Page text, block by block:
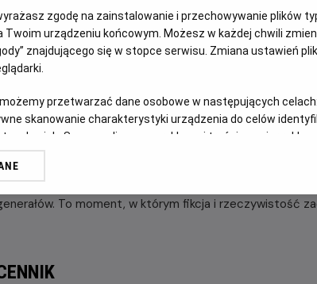
George Fahmy (w tej roli Fares Fares) to największa
Zwraca na niego uwagę sam prezydent Egiptu
zagrał główną rolę w filmie biograficznym,
nie do odrzucenia – władza szantażem
jak przystało na gwiazdę, bohater liczy na
sprawie swojej roli, jak i kształtu całego filmu. Szybko
sprawą obecnego na planie tajemniczego doktora
propagandowym tonem.
dodatkowo komplikuje romans, w jaki Fahmy
To moment, w którym fikcja i rzeczywistość
zgodę na zainstalowanie i przechowywanie plików
Twoim urządzeniu końcowym. Możesz w każdej chwili
znajdującego się w stopce serwisu. Zmiana ustawień
przetwarzać dane osobowe w następujących celach:
skanowanie charakterystyki urządzenia do celów
do nich. Spersonalizowane reklamy i treści, pomiar reklam